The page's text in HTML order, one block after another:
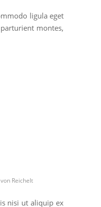
ligula eget
montes,
von Reichelt
nisi ut aliquip ex